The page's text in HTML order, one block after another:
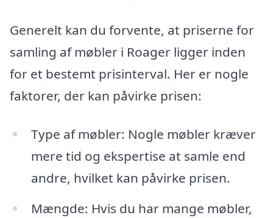
Generelt kan du forvente, at priserne for
samling af møbler i Roager ligger inden
for et bestemt prisinterval. Her er nogle
faktorer, der kan påvirke prisen:
Type af møbler: Nogle møbler kræver
mere tid og ekspertise at samle end
andre, hvilket kan påvirke prisen.
Mængde: Hvis du har mange møbler,